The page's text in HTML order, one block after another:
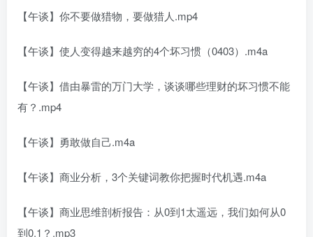
【午谈】你不要做猎物，要做猎人.mp4
【午谈】使人变得越来越穷的4个坏习惯（0403）.m4a
【午谈】借由暴雷的万门大学，谈谈哪些理财的坏习惯不能
有？.mp4
【午谈】勇敢做自己.m4a
【午谈】商业分析，3个关键词教你把握时代机遇.m4a
【午谈】商业思维剖析报告：从0到1太遥远，我们如何从0
到0.1？.mp3